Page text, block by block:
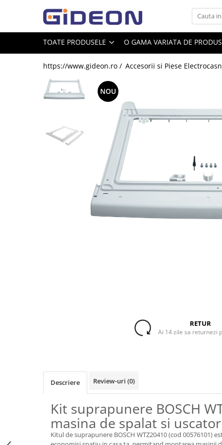
Toate Produsele
Electrocasnice
Electrocasnice mici
Roboti de bucatarie
Purificatoare aer
Cuptoare cu microunde
Accesorii si Piese Electrocasnice
Accesorii Electrocasnice Mici
Filtre Purificatoare Aer
Accesorii Piese Aer Conditionat
Casa si gradina
Home & Deco
TOATE PRODUSELE O GAMA VARIATA DE
https://www.gideon.ro / Accesorii si Piese
NOU
RETUR
Ai 14 zile sa returnezi
Descriere Review-uri (0)
Kit suprapunere BOSCH
masina de spalat si uscator
Kitul de suprapunere BOSCH WTZ20410 (cod 00576101)